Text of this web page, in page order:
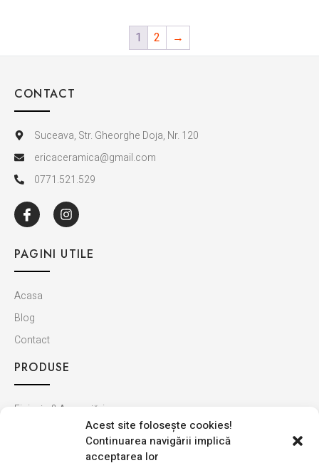
Acest site foloseşte cookies!
Continuarea navigării implică
acceptarea lor
1 2 →
CONTACT
Suceava, Str. Gheorghe Doja, Nr. 120
ericaceramica@gmail.com
0771.521.529
PAGINI UTILE
Acasa
Blog
Contact
PRODUSE
Finisaje & Amenajări
Baie & Bucătărie
Montaj & Materiale